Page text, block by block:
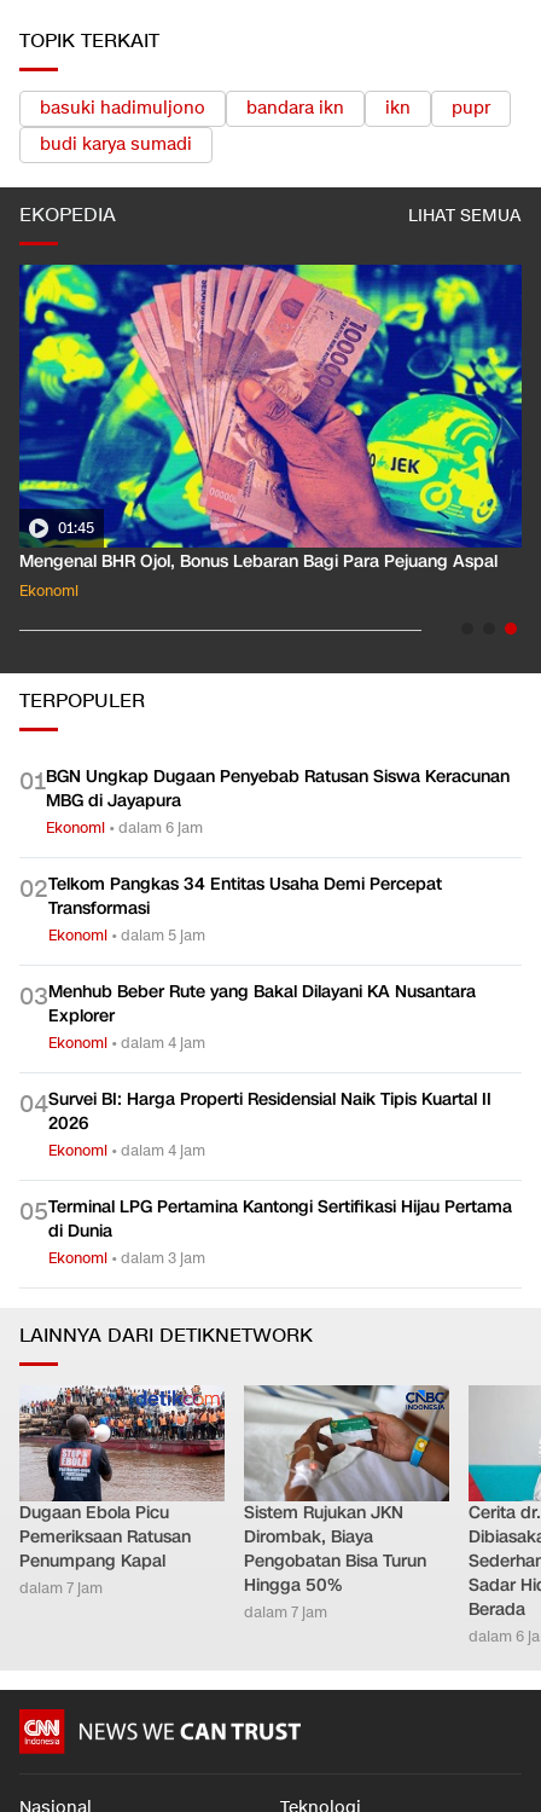
TOPIK TERKAIT
basuki hadimuljono bandara ikn ikn
pupr
budi karya sumadi
EKOPEDIA LIHAT SEMUA
01:35
Pahami Dampak Kenaikan Suku Bunga Acuan ke Cicilan KPR
Ekonomi
TERPOPULER
01BGN Ungkap Dugaan Penyebab Ratusan Siswa Keracunan
MBG di Jayapura
Ekonomi •dalam 6 jam
02Telkom Pangkas 34 Entitas Usaha Demi Percepat
Transformasi
Ekonomi •dalam 5 jam
03Menhub Beber Rute yang Bakal Dilayani KA Nusantara
Explorer
Ekonomi •dalam 4 jam
04Survei BI: Harga Properti Residensial Naik Tipis Kuartal II
2026
Ekonomi •dalam 4 jam
05Terminal LPG Pertamina Kantongi Sertifikasi Hijau Pertama
di Dunia
Ekonomi •dalam 3 jam
LAINNYA DARI DETIKNETWORK
Dugaan Ebola Picu
Pemeriksaan Ratusan
Penumpang Kapal
dalam 7 jam
Sistem Rujukan JKN
Dirombak, Biaya
Pengobatan Bisa Turun
Hingga 50%
dalam 7 jam
Cerita
Sadar
Berada
dalam 6